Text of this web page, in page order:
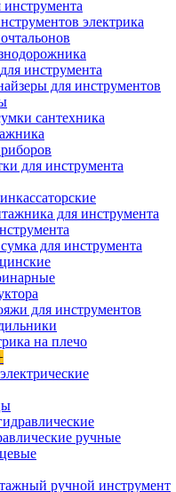
электрика
инструмента
для инструментов
сантехника
для инструмента
для инструмента
для инструмента
для инструментов
на плечо
ручные
ручной инструмент